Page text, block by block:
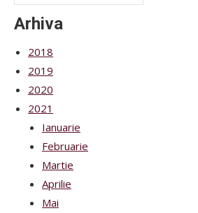
Arhiva
2018
2019
2020
2021
Ianuarie
Februarie
Martie
Aprilie
Mai